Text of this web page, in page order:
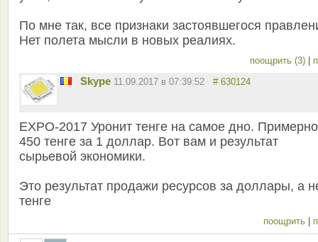
По мне так, все признаки застоявшегося
Нет полета мысли в новых реалиях.
поощрить (3)
Skype 11.09.2017 в 07:39:52 # 630124
EXPO-2017 Уронит тенге на самое дно.
450 тенге за 1 доллар. Вот вам и результат
сырьевой экономики.
Это результат продажи ресурсов за доллары, а
тенге
поощрить